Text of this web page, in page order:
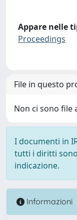
Appare nelle
Proceedings
File in questo
Non ci sono file
I documenti in
tutti i diritti
indicazione.
Informazioni